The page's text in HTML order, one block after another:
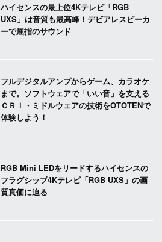
ハイセンスの最上位4Kテレビ「RGB
UXS」は音質も最高峰！デビアレスピーカ
ーで屈指のサウンド
フルデジタルアンプからゲーム、カラオケ
まで。ソフトウェアで「いい音」を支える
ＣＲＩ・ミドルウェアの技術をOTOTENで
体験しよう！
RGB Mini LEDをリードするハイセンスの
フラグシップ4Kテレビ「RGB UXS」の画
質真価に迫る